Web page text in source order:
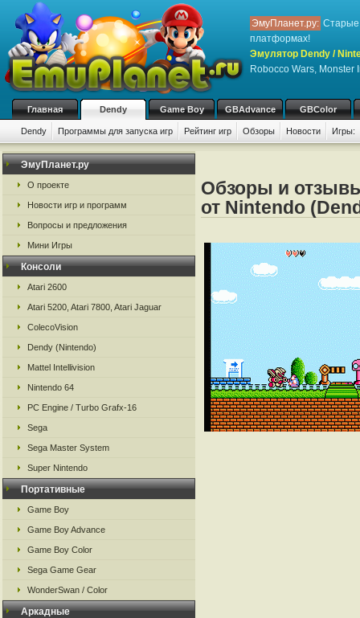
ЭмуПланет.ру: Старые
платформах!
Эмулятор Dendy /
Robocco Wars, Monster
Главная Dendy Game Boy GBAdvance GBColor
Dendy Программы для запуска игр Рейтинг игр Обзоры Новости Игры:
ЭмуПланет.ру
О проекте
Новости игр и программ
Вопросы и предложения
Мини Игры
Консоли
Atari 2600
Atari 5200, Atari 7800, Atari Jaguar
ColecoVision
Dendy (Nintendo)
Mattel Intellivision
Nintendo 64
PC Engine / Turbo Grafx-16
Sega
Sega Master System
Super Nintendo
Портативные
Game Boy
Game Boy Advance
Game Boy Color
Sega Game Gear
WonderSwan / Color
Аркадные
Обзоры и
от Nintendo